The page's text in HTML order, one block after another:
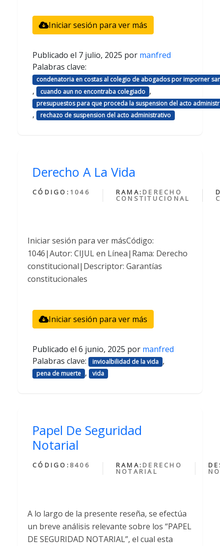
Iniciar sesión para ver más
Publicado el 7 julio, 2025 por manfred
Palabras clave:
condenatoria en costas al colegio de abogados por imporner
, cuando aun no encontraba colegiado ,
presupuestos para que proceda la suspension del acto
, rechazo de suspension del acto administrativo
Derecho A La Vida
CÓDIGO: 1046 RAMA: DERECHO
CONSTITUCIONAL
Iniciar sesión para ver másCódigo:
1046|Autor: CIJUL en Línea|Rama: Derecho
constitucional|Descriptor: Garantías
constitucionales
Iniciar sesión para ver más
Publicado el 6 junio, 2025 por manfred
Palabras clave:
invioalbilidad de la vida ,
pena de muerte , vida
Papel De Seguridad
Notarial
CÓDIGO: 8406 RAMA: DERECHO
NOTARIAL
A lo largo de la presente reseña, se efectúa
un breve análisis relevante sobre los “PAPEL
DE SEGURIDAD NOTARIAL”, el cual esta